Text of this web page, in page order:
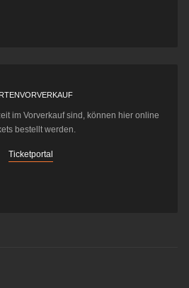
im Vorverkauf sind, können hier online
bestellt werden.
Ticketportal